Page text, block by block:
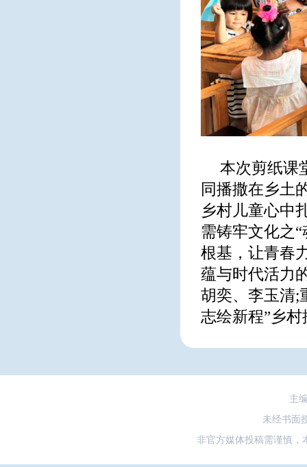
本次剪纸课
同播撒在乡土
乡村儿童心中
需铸牢文化之
根基，让青春
蕴与时代活力
胡奕、李玉清;
志绘新程”乡
主
未经书面
非官方媒体投稿需谨慎，